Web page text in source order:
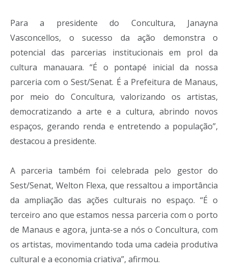
Para a presidente do Concultura, Janayna
Vasconcellos, o sucesso da ação demonstra o
potencial das parcerias institucionais em prol da
cultura manauara. “É o pontapé inicial da nossa
parceria com o Sest/Senat. É a Prefeitura de Manaus,
por meio do Concultura, valorizando os artistas,
democratizando a arte e a cultura, abrindo novos
espaços, gerando renda e entretendo a população”,
destacou a presidente.
A parceria também foi celebrada pelo gestor do
Sest/Senat, Welton Flexa, que ressaltou a importância
da ampliação das ações culturais no espaço. “É o
terceiro ano que estamos nessa parceria com o porto
de Manaus e agora, junta-se a nós o Concultura, com
os artistas, movimentando toda uma cadeia produtiva
cultural e a economia criativa”, afirmou.